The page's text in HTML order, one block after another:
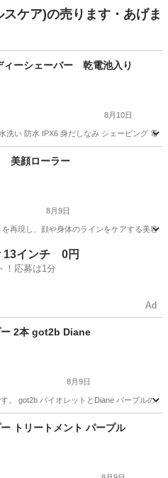
ケア)の売ります・あげま
ィーシェーバー 乾電池入り
8月10日
洗い 防水 IPX6 身だしなみ シェービング 電
ケア カミソリ
美顔ローラー
8月9日
再現し、顔や身体のラインをケアする美容
ェイスケア
13インチ 0円
！応募は1分
Ad
ー 2本 got2b Diane
8月9日
。 got2b バイオレットとDiane パープルの
ア バイオレット
トリートメント パープル